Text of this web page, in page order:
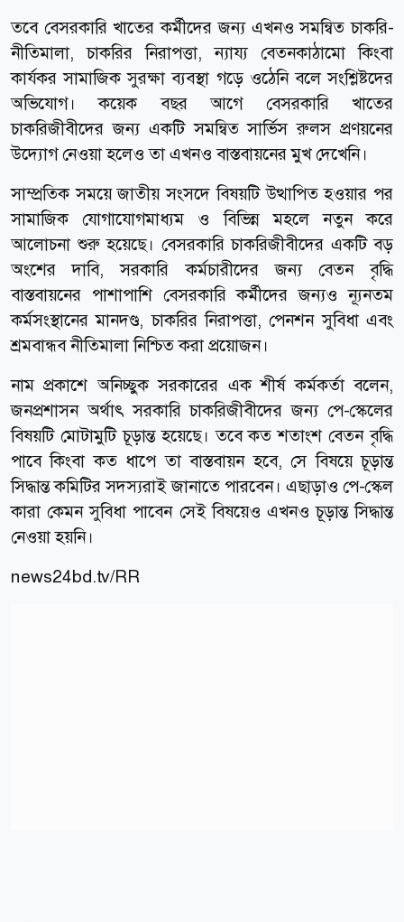
তবে বেসরকারি খাতের কর্মীদের জন্য এখনও সমন্বিত চাকরি-
নীতিমালা, চাকরির নিরাপত্তা, ন্যায্য বেতনকাঠামো কিংবা
কার্যকর সামাজিক সুরক্ষা ব্যবস্থা গড়ে ওঠেনি বলে সংশ্লিষ্টদের
অভিযোগ। কয়েক বছর আগে বেসরকারি খাতের
চাকরিজীবীদের জন্য একটি সমন্বিত সার্ভিস রুলস প্রণয়নের
উদ্যোগ নেওয়া হলেও তা এখনও বাস্তবায়নের মুখ দেখেনি।
সাম্প্রতিক সময়ে জাতীয় সংসদে বিষয়টি উত্থাপিত হওয়ার পর
সামাজিক যোগাযোগমাধ্যম ও বিভিন্ন মহলে নতুন করে
আলোচনা শুরু হয়েছে। বেসরকারি চাকরিজীবীদের একটি বড়
অংশের দাবি, সরকারি কর্মচারীদের জন্য বেতন বৃদ্ধি
বাস্তবায়নের পাশাপাশি বেসরকারি কর্মীদের জন্যও ন্যূনতম
কর্মসংস্থানের মানদণ্ড, চাকরির নিরাপত্তা, পেনশন সুবিধা এবং
শ্রমবান্ধব নীতিমালা নিশ্চিত করা প্রয়োজন।
নাম প্রকাশে অনিচ্ছুক সরকারের এক শীর্ষ কর্মকর্তা বলেন,
জনপ্রশাসন অর্থাৎ সরকারি চাকরিজীবীদের জন্য পে-স্কেলের
বিষয়টি মোটামুটি চূড়ান্ত হয়েছে। তবে কত শতাংশ বেতন বৃদ্ধি
পাবে কিংবা কত ধাপে তা বাস্তবায়ন হবে, সে বিষয়ে চূড়ান্ত
সিদ্ধান্ত কমিটির সদস্যরাই জানাতে পারবেন। এছাড়াও পে-স্কেল
কারা কেমন সুবিধা পাবেন সেই বিষয়েও এখনও চূড়ান্ত সিদ্ধান্ত
নেওয়া হয়নি।
news24bd.tv/RR